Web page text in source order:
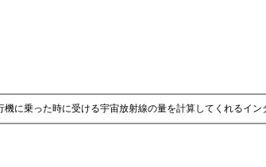
に乗った時に受ける宇宙放射線の量を計算してくれるイン